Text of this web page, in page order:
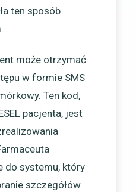
ten sposób
może otrzymać
w formie SMS
Ten kod,
pacjenta, jest
do systemu, który
szczegółów